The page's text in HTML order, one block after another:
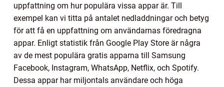
uppfattning om hur populära vissa appar är. Till
exempel kan vi titta på antalet nedladdningar och betyg
för att få en uppfattning om användarnas föredragna
appar. Enligt statistik från Google Play Store är några
av de mest populära gratis apparna till Samsung
Facebook, Instagram, WhatsApp, Netflix, och Spotify.
Dessa appar har miljontals användare och höga